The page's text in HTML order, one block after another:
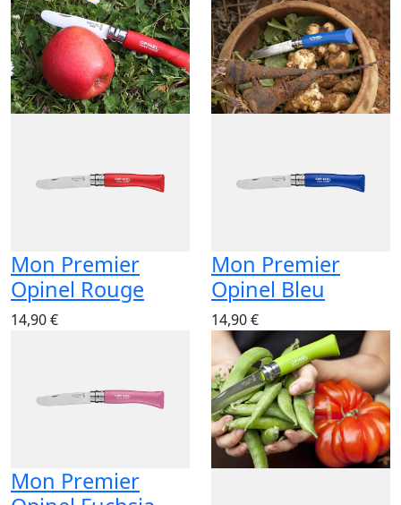
Mon Premier
Opinel Rouge
14,90 €
Mon Premier
Opinel Bleu
14,90 €
Mon Premier